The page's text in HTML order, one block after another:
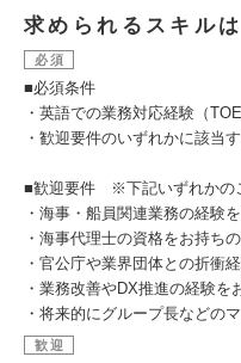
求められるスキルは
必須
■必須条件
・英語での業務対応経験（
・歓迎要件のいずれかに該当
■歓迎要件 ※下記いずれかの
・海事・船員関連業務の経験
・海事代理士の資格をお持ち
・官公庁や業界団体との折衝
・業務改善やDX推進の経験を
・将来的にグループ長などの
歓迎